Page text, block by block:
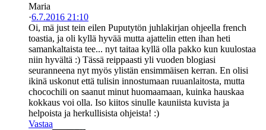
Maria
·6.7.2016 21:10
Oi, mä just tein eilen Puputytön juhlakirjan ohjeella french
toastia, ja oli kyllä hyvää mutta ajattelin etten ihan heti
samankaltaista tee... nyt taitaa kyllä olla pakko kun kuulostaa
niin hyvältä :) Tässä reippaasti yli vuoden blogiasi
seuranneena nyt myös ylistän ensimmäisen kerran. En olisi
ikinä uskonut että tulisin innostumaan ruuanlaitosta, mutta
chocochili on saanut minut huomaamaan, kuinka hauskaa
kokkaus voi olla. Iso kiitos sinulle kauniista kuvista ja
helpoista ja herkullisista ohjeista! :)
Vastaa